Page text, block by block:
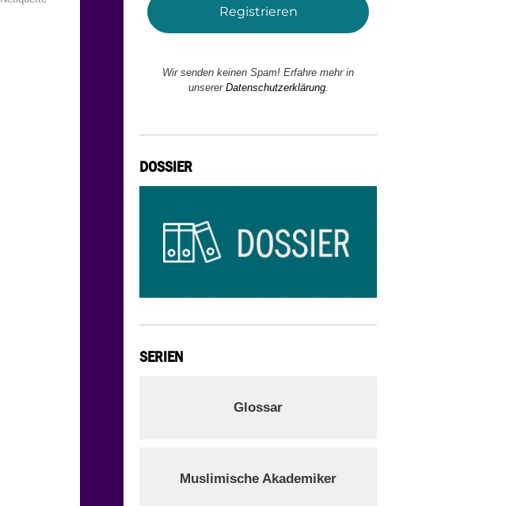
Wir senden keinen Spam! Erfahre mehr in
unserer Datenschutzerklärung.
DOSSIER
SERIEN
Glossar
Muslimische Akademiker